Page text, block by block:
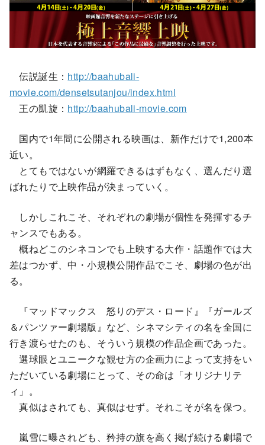
伝説誕生： http://baahubali-
movie.com/densetsutanjou/index.html
王の凱旋： http://baahubali-movie.com
国内で1年間に公開される映画は、新作だけで1,200本
近い。
とてもではないが網羅できるはずもなく、選んだり選
ばれたりで上映作品が決まっていく。
しかしこれこそ、それぞれの劇場が個性を発揮するチ
ャンスでもある。
概ねどこのシネコンでも上映する大作・話題作では大
差はつかず、中・小規模公開作品でこそ、劇場の色が出
る。
『マッドマックス 怒りのデス・ロード』『ガールズ
＆パンツァー劇場版』など、シネマシティの名を全国に
行き渡らせたのも、そういう規模の作品企画であった。
選球眼とユニークな観せ方の企画力によって支持をい
ただいている劇場にとって、その命は「オリジナリテ
ィ」。
真似はされても、真似はせず。それこそが名を保つ。
嵐雪に曝されども、矜持の旗を高く掲げ続ける劇場で